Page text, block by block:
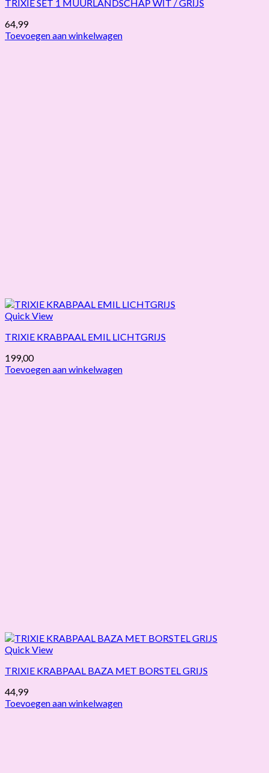
TRIXIE SET 1 MUURLANDSCHAP WIT / GRIJS
64,99
Toevoegen aan winkelwagen
Quick View
TRIXIE KRABPAAL EMIL LICHTGRIJS
199,00
Toevoegen aan winkelwagen
Quick View
TRIXIE KRABPAAL BAZA MET BORSTEL GRIJS
44,99
Toevoegen aan winkelwagen